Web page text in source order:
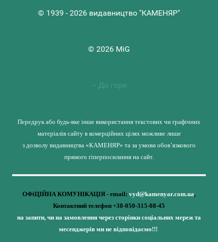
© 1939 - 2026 видавництво "КАМЕНЯР"
© 2026 MiG
До гори
Передрук або будь-яке інше використання текстових чи графічних
матеріалів сайту в комерційних цілях можливе лише
з дозволу видавництва «КАМЕНЯР» та за умови обов’язкового
прямого гіперпосилання на сайт.
ОФіЦІЙНА КОМУНІКАЦІЯ - email: vyd@kamenyar.com.ua,
Контактний телефон +38-050-315-08-45
на запити, чи на замовлення через сторінки соціальних мереж та
месенджерів ми не відповідаємо!!!